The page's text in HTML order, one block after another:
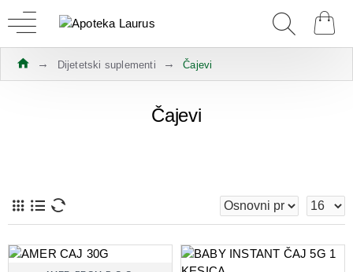
Dijetetski suplementi Čajevi
Čajevi